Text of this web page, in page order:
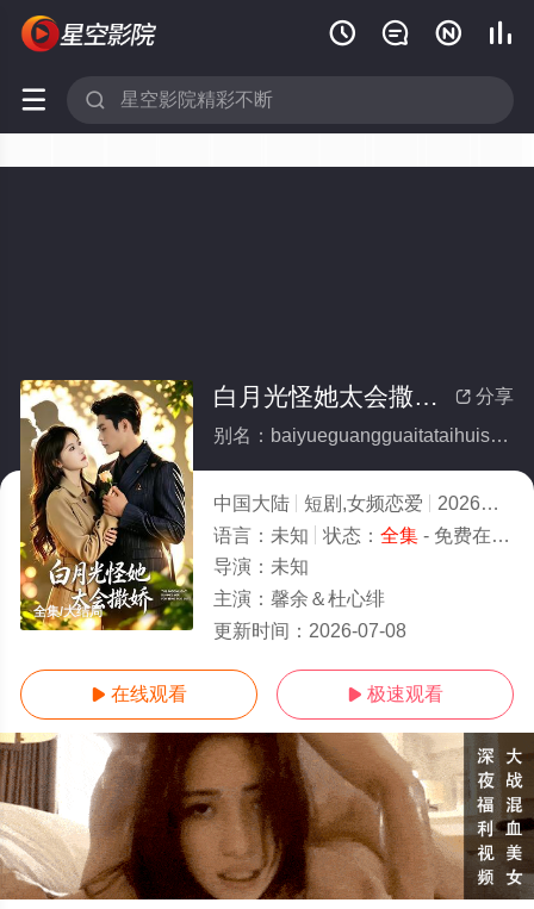
   
 
全集/大结局
 分享
白月光怪她太会撒娇(全集)
别名：baiyueguangguaitataihuisajiao
中国大陆 短剧,女频恋爱 2026
7.0
语言： 未知 状态： 全集- 免费在线观看
导演： 未知
主演： 馨余＆杜心绯
更新时间： 2026-07-08
 在线观看  极速观看